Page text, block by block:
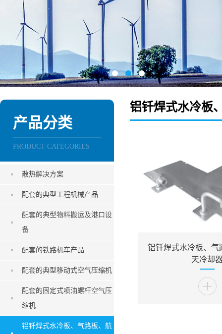
产品分类
PRODUCT CATEGORIES
散热解决方案
配套的典型工程机械产品
配套的典型物料搬运及港口设
备
配套的铁路机车产品
配套的典型移动式空气压缩机
配套的固定式喷油螺杆空气压
缩机
铝钎焊式水冷板、气路板、航
铝钎焊式水冷板
铝钎焊式水冷板、气
天冷却